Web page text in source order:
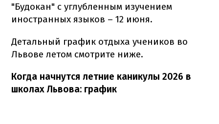
"Будокан" с углубленным изучением
иностранных языков – 12 июня.
Детальный график отдыха учеников во
Львове летом смотрите ниже.
Когда начнутся летние каникулы 2026 в
школах Львова: график